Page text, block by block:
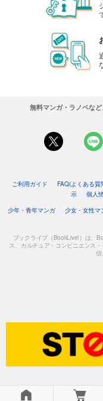
あらすじ
499円 (税込)
円 (税込)
別冊文藝
200 円 (税込)
別冊文藝
あらすじ
499円 (税込)
無料マンガ・ラノベな
ご利用ガイド FAQ(よくある質
示
個人
少年・青年マンガ
少女・女性マ
ブックライブ（BookLive!）は、
ス、カルチュア・コンビニエンス
信